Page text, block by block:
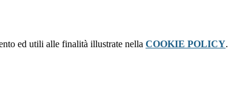
ed utili alle finalità illustrate nella COOKIE POLICY.